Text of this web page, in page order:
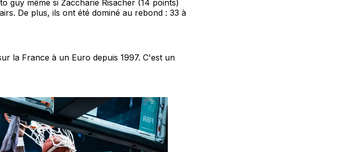
guy même si Zaccharie Risacher (14 points)
De plus, ils ont été dominé au rebond : 33 à
la France à un Euro depuis 1997. C'est un